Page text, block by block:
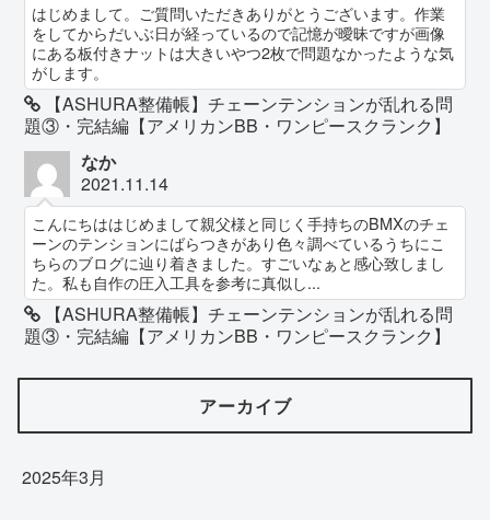
はじめまして。ご質問いただきありがとうございます。作業
をしてからだいぶ日が経っているので記憶が曖昧ですが画像
にある板付きナットは大きいやつ2枚で問題なかったような気
がします。
【ASHURA整備帳】チェーンテンションが乱れる問
題③・完結編【アメリカンBB・ワンピースクランク】
なか
2021.11.14
こんにちははじめまして親父様と同じく手持ちのBMXのチェ
ーンのテンションにばらつきがあり色々調べているうちにこ
ちらのブログに辿り着きました。すごいなぁと感心致しまし
た。私も自作の圧入工具を参考に真似し...
【ASHURA整備帳】チェーンテンションが乱れる問
題③・完結編【アメリカンBB・ワンピースクランク】
アーカイブ
2025年3月